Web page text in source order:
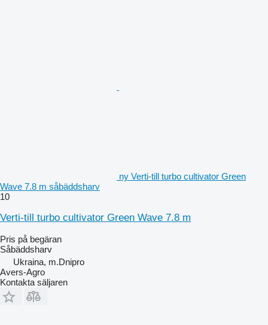
ny Verti-till turbo cultivator Green
Wave 7.8 m såbäddsharv
10
Verti-till turbo cultivator Green Wave 7.8 m
Pris på begäran
Såbäddsharv
Ukraina, m.Dnipro
Avers-Agro
Kontakta säljaren